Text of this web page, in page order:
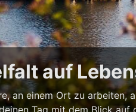
auf
an einem Ort zu arbeiten,